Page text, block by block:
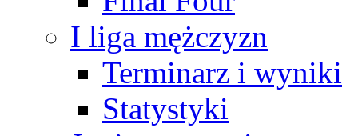
I liga mężczyzn
Terminarz i wyniki
Statystyki